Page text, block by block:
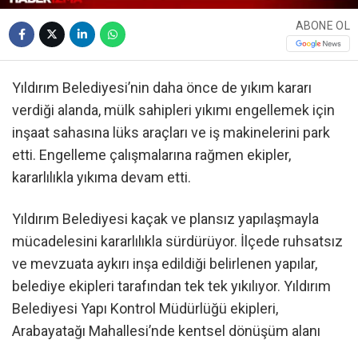
ABONE OL
Yıldırım Belediyesi’nin daha önce de yıkım kararı
verdiği alanda, mülk sahipleri yıkımı engellemek için
inşaat sahasına lüks araçları ve iş makinelerini park
etti. Engelleme çalışmalarına rağmen ekipler,
kararlılıkla yıkıma devam etti.
Yıldırım Belediyesi kaçak ve plansız yapılaşmayla
mücadelesini kararlılıkla sürdürüyor. İlçede ruhsatsız
ve mevzuata aykırı inşa edildiği belirlenen yapılar,
belediye ekipleri tarafından tek tek yıkılıyor. Yıldırım
Belediyesi Yapı Kontrol Müdürlüğü ekipleri,
Arabayatağı Mahallesi’nde kentsel dönüşüm alanı